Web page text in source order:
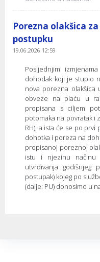
Porezna olakšica
postupku
19.06.2026 12:59
Posljednjim
dohodak koji je stupio
nova porezna olakšica
obveze na plaću u
propisana s ciljem
potomaka na povratak i
RH), a ista će se po
dohotka i poreza na
propisanoj poreznoj
istu i njezinu načinu
utvrđivanja godišnjeg
postupak) kojeg po
(dalje: PU) donosimo u